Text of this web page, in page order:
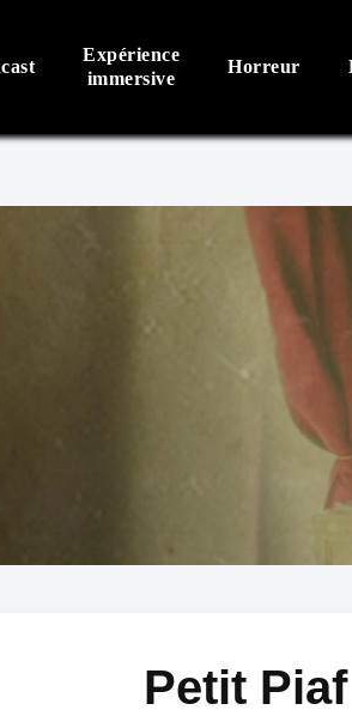
Expérience
immersive
Horreur
Petit Piaf